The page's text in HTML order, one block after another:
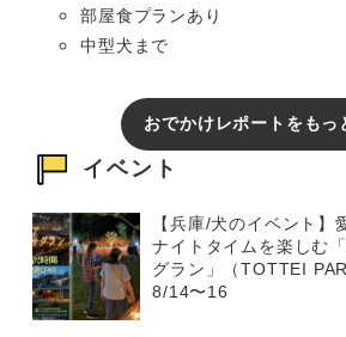
部屋食プランあり
中型犬まで
おでかけレポートをもっ
イベント
【兵庫/犬のイベント】
ナイトタイムを楽しむ
グラン」（TOTTEI
8/14〜16